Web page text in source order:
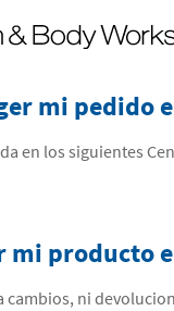
mi pedido
en los siguientes
mi producto
cambios, ni